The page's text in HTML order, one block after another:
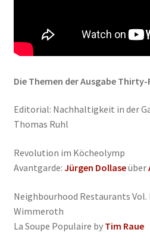
Die Themen der Ausgabe Thirty-
Editorial: Nachhaltigkeit in der
Thomas Ruhl
Revolution im Köcheolymp
Avantgarde: Jürgen Dollaseüber
Neighbourhood Restaurants Vol.
Wimmeroth
La Soupe Populaire by Tim Raue